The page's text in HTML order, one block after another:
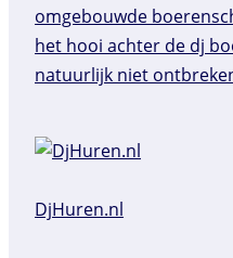
DjHuren.nl️